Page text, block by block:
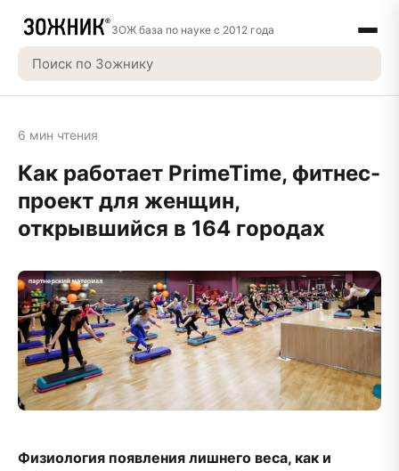
ЗОЖ база по науке с 2012 года
6 мин чтения
Как работает PrimeTime, фитнес-
проект для женщин,
открывшийся в 164 городах
Физиология появления лишнего веса, как и